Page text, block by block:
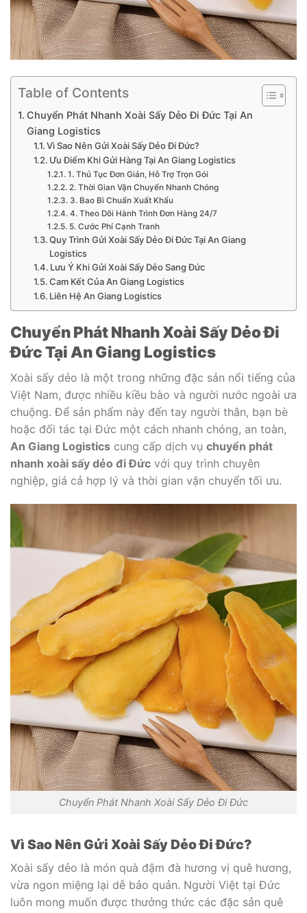
Table of Contents
Chuyển Phát Nhanh Xoài Sấy Dẻo Đi Đức Tại An
Giang Logistics
Vì Sao Nên Gửi Xoài Sấy Dẻo Đi Đức?
Ưu Điểm Khi Gửi Hàng Tại An Giang Logistics
1. Thủ Tục Đơn Giản, Hỗ Trợ Trọn Gói
2. Thời Gian Vận Chuyển Nhanh Chóng
3. Bao Bì Chuẩn Xuất Khẩu
4. Theo Dõi Hành Trình Đơn Hàng 24/7
5. Cước Phí Cạnh Tranh
Quy Trình Gửi Xoài Sấy Dẻo Đi Đức Tại An Giang
Logistics
Lưu Ý Khi Gửi Xoài Sấy Dẻo Sang Đức
Cam Kết Của An Giang Logistics
Liên Hệ An Giang Logistics
Chuyển Phát Nhanh Xoài Sấy Dẻo Đi
Đức Tại An Giang Logistics
Xoài sấy dẻo là một trong những đặc sản nổi tiếng của
Việt Nam, được nhiều kiều bào và người nước ngoài ưa
chuộng. Để sản phẩm này đến tay người thân, bạn bè
hoặc đối tác tại Đức một cách nhanh chóng, an toàn,
An Giang Logistics cung cấp dịch vụ chuyển phát
nhanh xoài sấy dẻo đi Đức với quy trình chuyên
nghiệp, giá cả hợp lý và thời gian vận chuyển tối ưu.
Chuyển Phát Nhanh Xoài Sấy Dẻo Đi Đức
Vì Sao Nên Gửi Xoài Sấy Dẻo Đi Đức?
Xoài sấy dẻo là món quà đậm đà hương vị quê hương,
vừa ngon miệng lại dễ bảo quản. Người Việt tại Đức
luôn mong muốn được thưởng thức các đặc sản quê